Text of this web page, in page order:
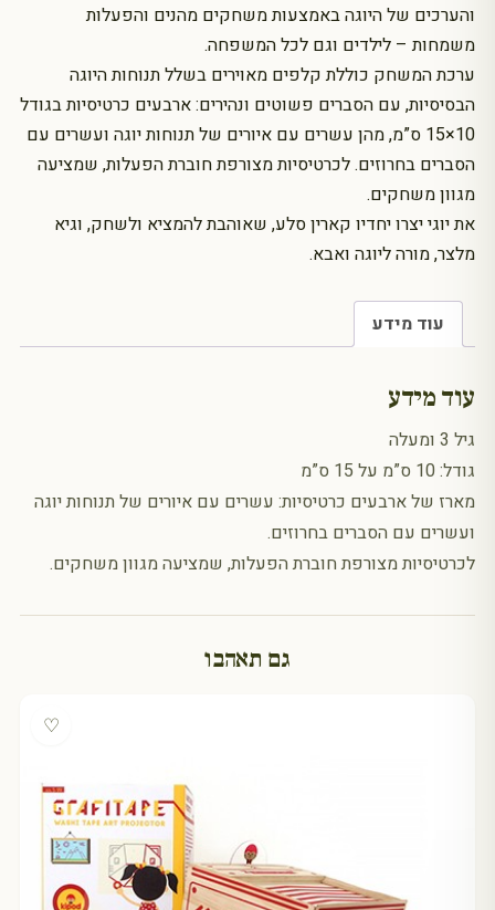
והערכים של היוגה באמצעות משחקים מהנים והפעלות
משמחות – לילדים וגם לכל המשפחה.
ערכת המשחק כוללת קלפים מאוירים בשלל תנוחות היוגה
הבסיסיות, עם הסברים פשוטים ונהירים: ארבעים כרטיסיות בגודל
10×15 ס”מ, מהן עשרים עם איורים של תנוחות יוגה ועשרים עם
הסברים בחרוזים. לכרטיסיות מצורפת חוברת הפעלות, שמציעה
מגוון משחקים.
את יוגי יצרו יחדיו קארין סלע, שאוהבת להמציא ולשחק, וגיא
מלצר, מורה ליוגה ואבא.
עוד מידע
עוד מידע
גיל 3 ומעלה
גודל: 10 ס”מ על 15 ס”מ
מארז של ארבעים כרטיסיות: עשרים עם איורים של תנוחות יוגה
ועשרים עם הסברים בחרוזים.
לכרטיסיות מצורפת חוברת הפעלות, שמציעה מגוון משחקים.
גם תאהבו
♡